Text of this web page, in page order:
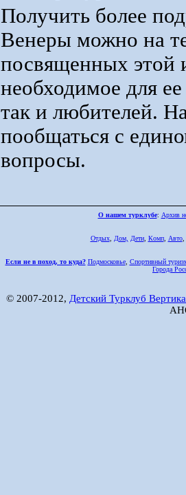
Получить более
Венеры можно на
посвященных этой
необходимое для
так и любителей.
пообщаться с
вопросы.
О нашем турклубе: Архив
Отдых, Дом, Дети, Комп, Авто,
Если не в поход, то куда? Подмосковье, Спортивный
Города
© 2007-2012, Детский Турклуб